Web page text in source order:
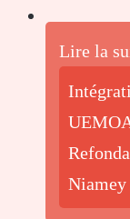
Lire la
Niamey